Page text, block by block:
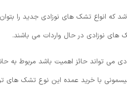
که انواع تشک های نوزادی جدید را
نوزادی در حال واردات می باشند.
تواند حائز اهمیت باشد مربوط به
با خرید عمده این نوع تشک های